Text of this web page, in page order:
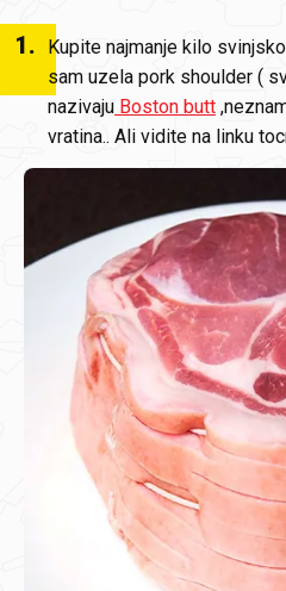
1.
Kupite najmanje kilo
sam uzela pork shoulder (
nazivaju Boston butt
vratina.. Ali vidite na linku